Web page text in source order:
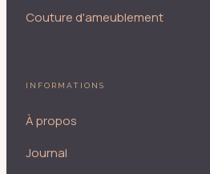
Couture d'ameublement
INFORMATIONS
À propos
Journal